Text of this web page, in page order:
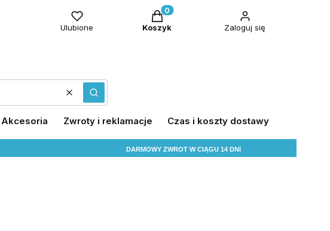
Ulubione
Produkty w koszyku: 0. Zobacz
Koszyk Zaloguj się
WyczyśćSzukaj
Akcesoria Zwroty i reklamacje Czas i koszty dostawy
DARMOWY ZWROT W CIĄGU 14 DNI